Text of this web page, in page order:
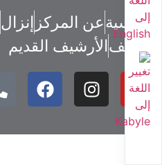
الرئسيةعن المركز إنزال
أرشيفالأرشيف القديم